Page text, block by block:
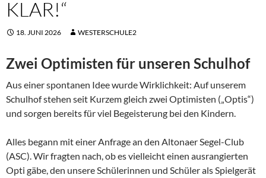
KLAR!“
18. JUNI 2026 WESTERSCHULE2
Zwei Optimisten für unseren Schulhof
Aus einer spontanen Idee wurde Wirklichkeit: Auf unserem
Schulhof stehen seit Kurzem gleich zwei Optimisten („Optis“)
und sorgen bereits für viel Begeisterung bei den Kindern.
Alles begann mit einer Anfrage an den Altonaer Segel-Club
(ASC). Wir fragten nach, ob es vielleicht einen ausrangierten
Opti gäbe, den unsere Schülerinnen und Schüler als Spielgerät